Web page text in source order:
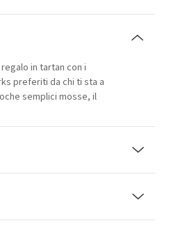
in tartan con i
preferiti da chi ti sta a
semplici mosse, il